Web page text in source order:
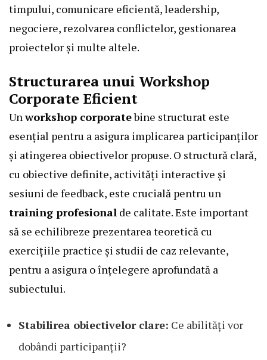
timpului, comunicare eficientă, leadership,
negociere, rezolvarea conflictelor, gestionarea
proiectelor și multe altele.
Structurarea unui Workshop
Corporate Eficient
Unworkshop corporatebine structurat este
esențial pentru a asigura implicarea participanților
și atingerea obiectivelor propuse. O structură clară,
cu obiective definite, activități interactive și
sesiuni de feedback, este crucială pentru un
training profesional de calitate. Este important
să se echilibreze prezentarea teoretică cu
exercițiile practice și studii de caz relevante,
pentru a asigura o înțelegere aprofundată a
subiectului.
Stabilirea obiectivelor clare: Ce abilități vor
dobândi participanții?